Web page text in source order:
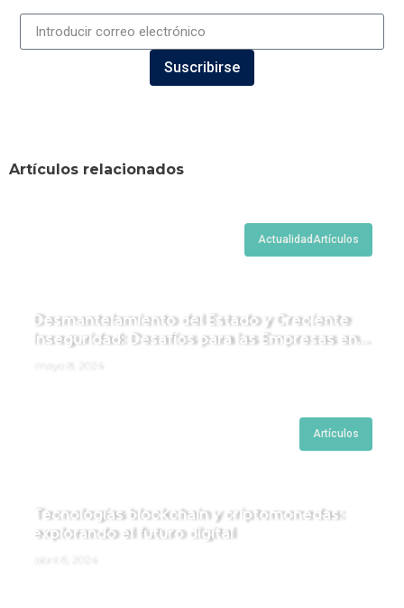
Suscribirse
Artículos relacionados
ActualidadArtículos
Desmantelamiento del Estado y Creciente
Inseguridad: Desafíos para las Empresas en
Artículos
Tecnologías blockchain y criptomonedas:
explorando el futuro digital